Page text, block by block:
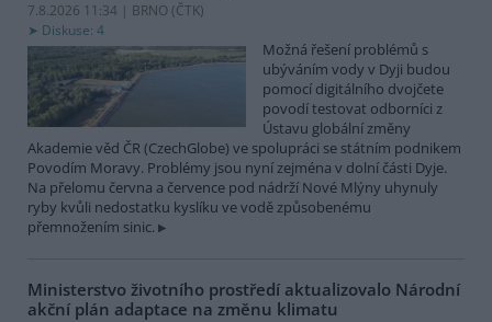
7.8.2026 11:34 | BRNO (ČTK)
Diskuse: 4
Možná řešení problémů s
ubýváním vody v Dyji budou
pomocí digitálního dvojčete
povodí testovat odborníci z
Ústavu globální změny
Akademie věd ČR (CzechGlobe) ve spolupráci se státním podnikem
Povodím Moravy. Problémy jsou nyní zejména v dolní části Dyje.
Na přelomu června a července pod nádrží Nové Mlýny uhynuly
ryby kvůli nedostatku kyslíku ve vodě způsobenému
přemnožením sinic.
Ministerstvo životního prostředí aktualizovalo Národní
akční plán adaptace na změnu klimatu